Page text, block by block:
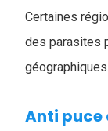
Certaines
des parasites
géographiques.
Anti puce